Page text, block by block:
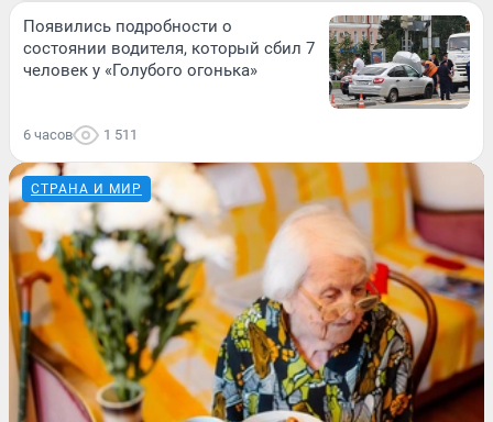
Появились подробности о
состоянии водителя, который сбил 7
человек у «Голубого огонька»
6 часов 1 511
СТРАНА И МИР